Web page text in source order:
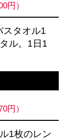
円）
スタオル1
ル。1日1
円）
1枚のレン